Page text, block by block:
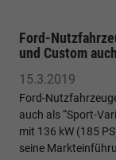
Ford-
und Custom
15.3.2019
Ford-
auch als “Sport-
mit 136 kW (185
seine